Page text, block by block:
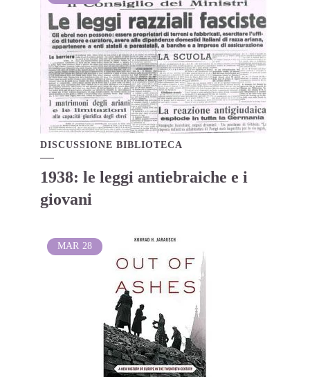
DISCUSSIONE BIBLIOTECA
1938: le leggi antiebraiche e i
giovani
MAR 28